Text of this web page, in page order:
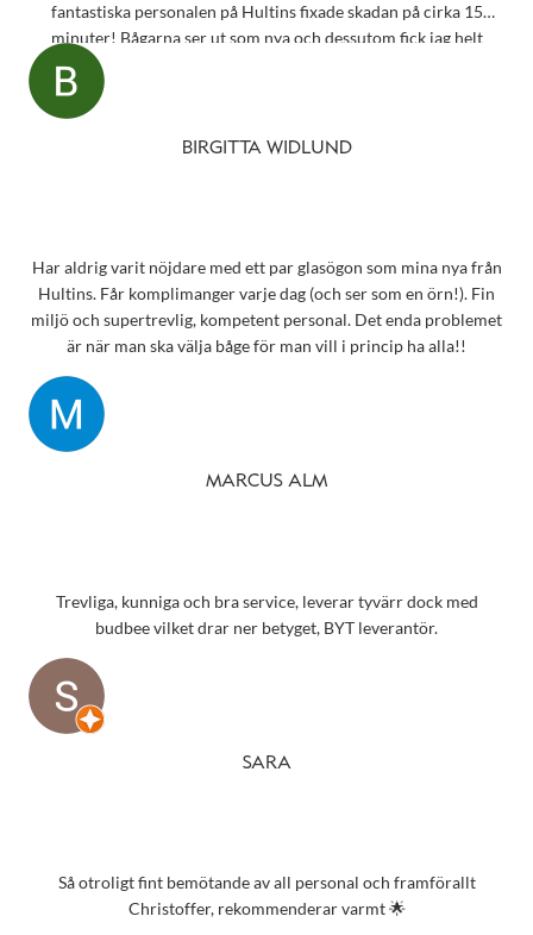
fantastiska personalen på Hultins fixade skadan på cirka 15
minuter! Bågarna ser ut som nya och dessutom fick jag helt
oväntat en underbar gåva – ett sprillans nytt fodral från samma
märke som mina solglasögon! Vilken fantastisk service! Kommer
Snart behöver jag boka tid för en synundersökning och jag vet
BIRGITTA WIDLUND
Har aldrig varit nöjdare med ett par glasögon som mina nya från
Hultins. Får komplimanger varje dag (och ser som en örn!). Fin
miljö och supertrevlig, kompetent personal. Det enda problemet
är när man ska välja båge för man vill i princip ha alla!!
MARCUS ALM
Trevliga, kunniga och bra service, leverar tyvärr dock med
budbee vilket drar ner betyget, BYT leverantör.
SARA
Så otroligt fint bemötande av all personal och framförallt
Christoffer, rekommenderar varmt 🌟